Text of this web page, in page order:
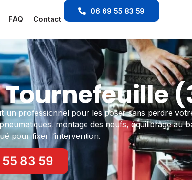
FAQ Contact
06 69 55 83 59
un professionnel pour les poser sans perdre
montage des neufs, équilibrage au
pour fixer l’intervention.
83 59